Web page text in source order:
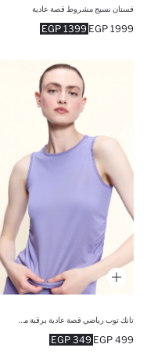
فستان نسيج مشروط قصة عادية
1399 EGP 1999 EGP
349 EGP 499 EGP